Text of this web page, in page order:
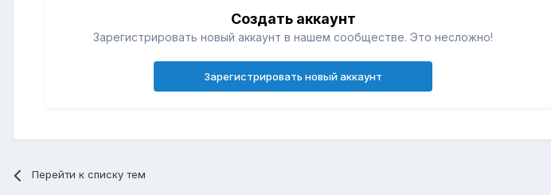
Создать аккаунт
Зарегистрировать новый аккаунт в нашем сообществе. Это несложно!
Зарегистрировать новый аккаунт
Перейти к списку тем